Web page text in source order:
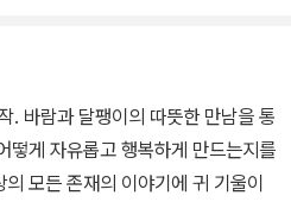
. 바람과 달팽이의 따뜻한 만남을 통
떻게 자유롭고 행복하게 만드는지를
모든 존재의 이야기에 귀 기울이